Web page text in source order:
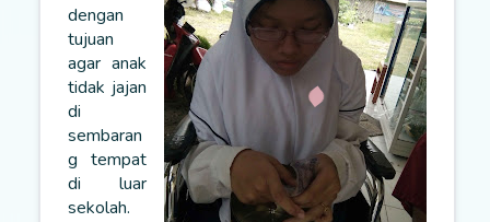
dengan
tujuan
agar anak
tidak jajan
di
sembaran
g tempat
di luar
sekolah.